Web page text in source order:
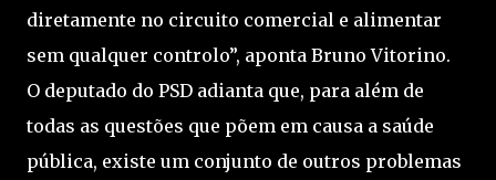
diretamente no circuito comercial e alimentar
sem qualquer controlo”, aponta Bruno Vitorino.
O deputado do PSD adianta que, para além de
todas as questões que põem em causa a saúde
pública, existe um conjunto de outros problemas